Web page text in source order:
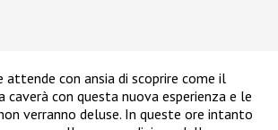
attende con ansia di scoprire come il
caverà con questa nuova esperienza e le
verranno deluse. In queste ore intanto